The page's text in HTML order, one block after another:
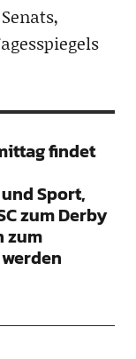
findet
Sport,
zum Derby
zum